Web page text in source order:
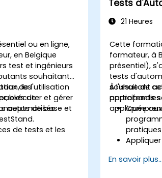
ou en ligne,
en Belgique
test et ingénieurs
souhaitant
de l'utilisation
exécuter et gérer
automatisés.
les
de :
de base et
de tests et les
dans des
Tests
21 Heures
Cette
formateur, à
présentiel),
tests
souhaitant
appliquée
À l'issue de
participants
En savoir plus...